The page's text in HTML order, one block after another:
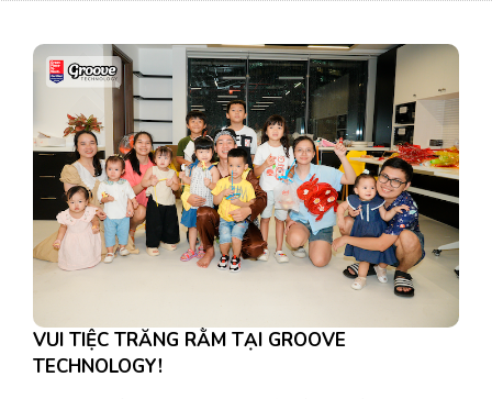
VUI TIỆC TRĂNG RẰM TẠI GROOVE
TECHNOLOGY!